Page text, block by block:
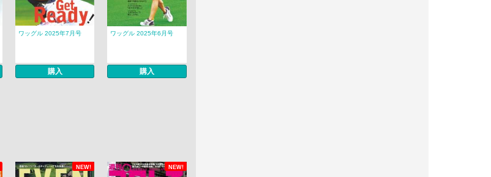
ワッグル 2025年7月号
購入
ワッグル 2025年6月号
購入
NEW! NEW!